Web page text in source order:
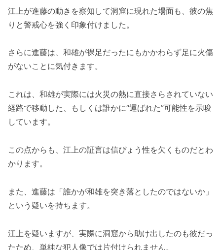
江上が進藤の動きを察知して洞窟に現れた場面も、彼の焦
りと警戒心を強く印象付けました。
さらに進藤は、和雄が裸足だったにもかかわらず足に火傷
がないことに気付きます。
これは、和雄が実際には火災の熱に直接さらされていない
経路で移動した、もしくは誰かに“運ばれた”可能性を示唆
しています。
この点からも、江上の証言は信ぴょう性を欠くものだとわ
かります。
また、進藤は「誰かが和雄を突き落としたのではないか」
という疑いを持ちます。
江上を疑いますが、実際に洞窟から助け出したのも彼だっ
たため、単純な犯人像では片付けられません。